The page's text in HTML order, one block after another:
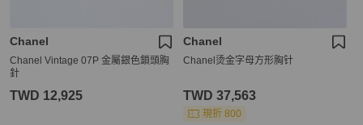
Chanel
Chanel Vintage 07P 金屬銀色鎖頭胸
針
TWD 12,925
Chanel
Chanel烫金字母方形胸针
TWD 37,563
現折 800